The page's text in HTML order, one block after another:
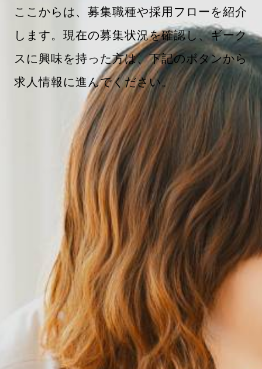
ここからは、募集職種や採用フローを紹介
します。現在の募集状況を確認し、ギーク
スに興味を持った方は、下記のボタンから
求人情報に進んでください。